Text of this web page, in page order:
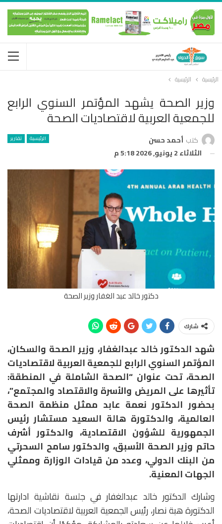
الرئيسية الرئيسية
وزير الصحة يشهد المؤتمر السنوي الرابع
للجمعية العربية لاقتصاديات الصحة
الرئيسية تقارير كتب أحمد حسن
الثلاثاء 2 يونيو, 2026 5:18 م
دكتور خالد عبد الغفار وزير الصحة
شارك
شهد الدكتور خالد عبدالغفار، وزير الصحة والسكان،
المؤتمر السنوي الرابع للجمعية العربية لاقتصاديات
الصحة، تحت عنوان “الصحة الشاملة في المنطقة:
تأثيرها على المريض والأسرة والاقتصاد والمجتمع”،
بحضور الدكتور نعمة عابد ممثل منظمة الصحة
العالمية، والدكتورة هالة السعيد مستشار رئيس
الجمهورية للشؤون الاقتصادية، والدكتور أشرف
حاتم وزير الصحة الأسبق، والدكتور سامح السحرتي
من البنك الدولي، وعدد من قيادات الوزارة وممثلي
الجهات المعنية.
وشارك الدكتور خالد عبدالغفار في جلسة نقاشية ادارتها
الدكتورة هبة نصار، رئيس الجمعية العربية لاقتصاديات الصحة،